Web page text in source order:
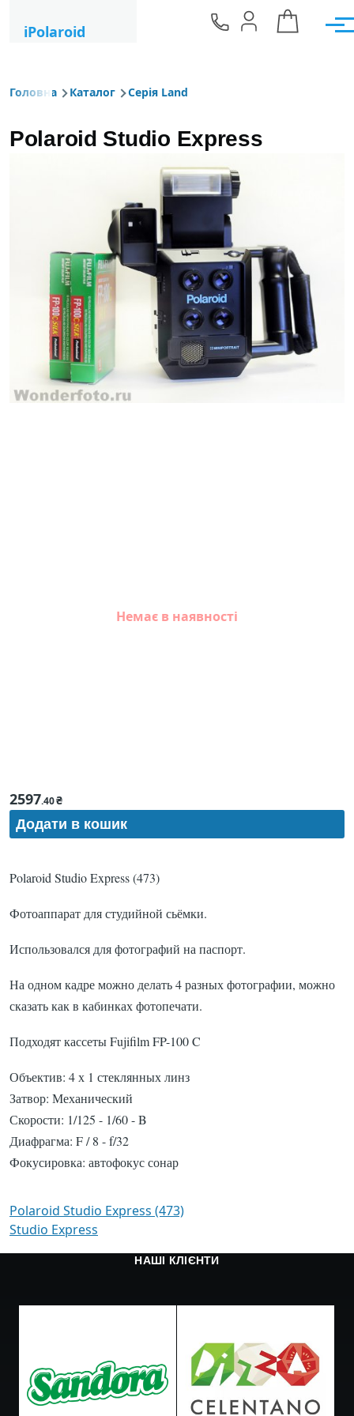
iPolaroid
Рядок навіґації
Головна Каталог Серія Land
Polaroid Studio Express
Немає в наявності
2597.40₴
Polaroid Studio Express (473)
Фотоаппарат для студийной сьёмки.
Использовался для фотографий на паспорт.
На одном кадре можно делать 4 разных фотографии, можно
сказать как в кабинках фотопечати.
Подходят кассеты Fujifilm FP-100 C
Объектив: 4 х 1 стеклянных линз
Затвор: Механический
Скорости: 1/125 - 1/60 -B
Диафрагма: F / 8 -f/32
Фокусировка: автофокуссонар
Polaroid Studio Express (473)
Studio Express
НАШІ КЛІЄНТИ